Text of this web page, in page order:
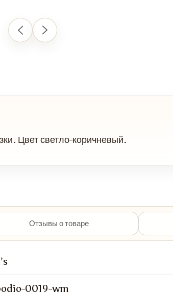
Цвет светло-коричневый.
Отзывы о товаре
0019-wm